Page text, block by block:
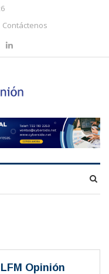
Contáctenos
Opinión